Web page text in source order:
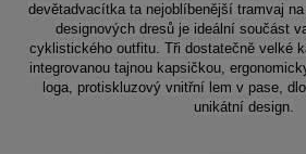
devětadvacítka ta nejoblíbenější tramvaj
designových dresů je ideální součást
cyklistického outfitu. Tři dostatečně velké
integrovanou tajnou kapsičkou,
loga, protiskluzový vnitřní lem v pase,
unikátní design.